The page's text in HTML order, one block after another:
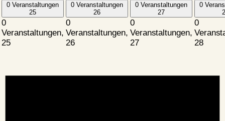
0 Veranstaltungen
25
0
Veranstaltungen,
25
0 Veranstaltungen
26
0
Veranstaltungen,
26
0 Veranstaltungen
27
0
Veranstaltungen,
27
0
0
28